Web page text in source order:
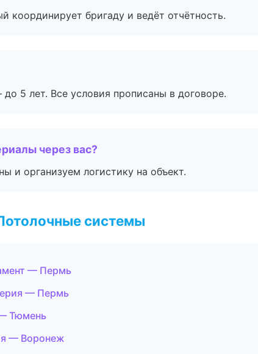
координирует бригаду и ведёт отчётность.
5 лет. Все условия прописаны в договоре.
через вас?
и организуем логистику на объект.
системы
— Пермь
— Пермь
Тюмень
— Воронеж